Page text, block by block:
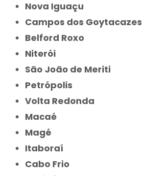
Nova Iguaçu
Campos dos Goytacazes
Belford Roxo
Niterói
São João de Meriti
Petrópolis
Volta Redonda
Macaé
Magé
Itaboraí
Cabo Frio